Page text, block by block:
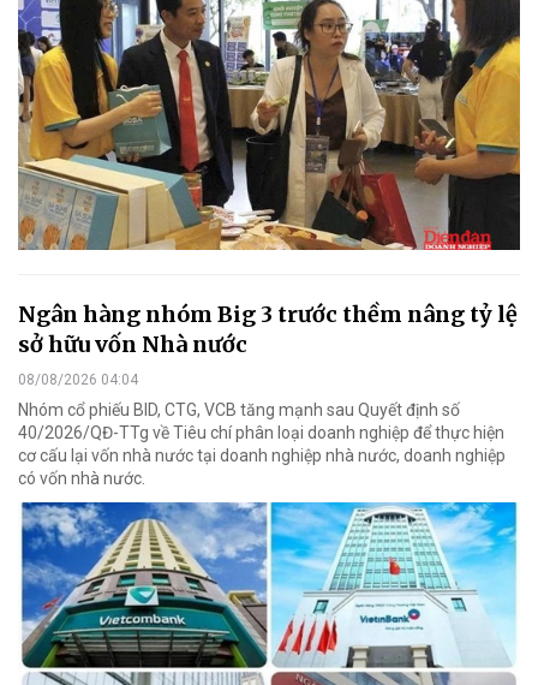
Ngân hàng nhóm Big 3 trước thềm nâng tỷ lệ
sở hữu vốn Nhà nước
08/08/2026 04:04
Nhóm cổ phiếu BID, CTG, VCB tăng mạnh sau Quyết định số
40/2026/QĐ-TTg về Tiêu chí phân loại doanh nghiệp để thực hiện
cơ cấu lại vốn nhà nước tại doanh nghiệp nhà nước, doanh nghiệp
có vốn nhà nước.